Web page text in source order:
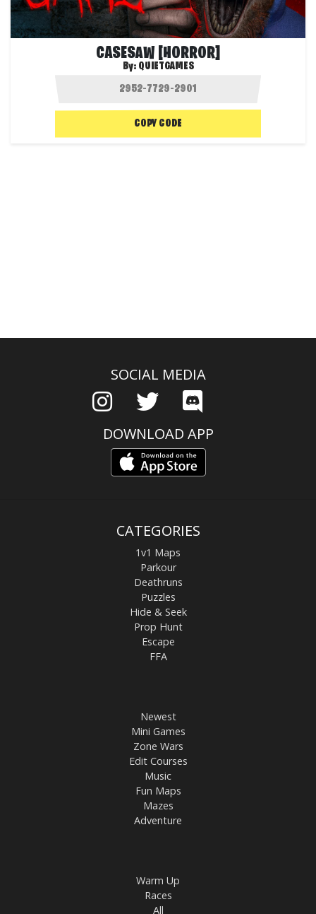
CASESAW [HORROR]
By: QUIETGAMES
COPY CODE
SOCIAL MEDIA
DOWNLOAD APP
CATEGORIES
1v1 Maps
Parkour
Deathruns
Puzzles
Hide & Seek
Prop Hunt
Escape
FFA
Newest
Mini Games
Zone Wars
Edit Courses
Music
Fun Maps
Mazes
Adventure
Warm Up
Races
All